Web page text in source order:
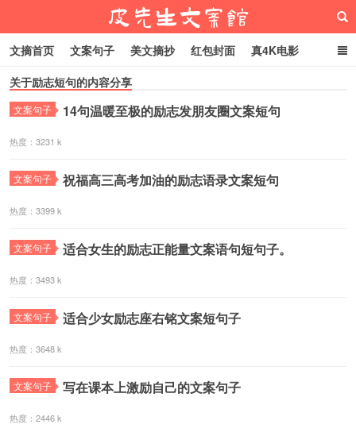
文摘首页 文案句子 美文摘抄 红包封面 真4K电影
网络热梗 恋爱家庭 微信头像
关于励志短句的内容分享
文案句子 14句温暖至极的励志发朋友圈文案短句
热度：3231 k
文案句子 祝福高三高考加油的励志语录文案短句
热度：3399 k
文案句子 适合女生的励志正能量文案语句短句子。
热度：3493 k
文案句子 适合少女励志座右铭文案短句子
热度：3648 k
文案句子 写在课本上激励自己的文案句子
热度：2446 k